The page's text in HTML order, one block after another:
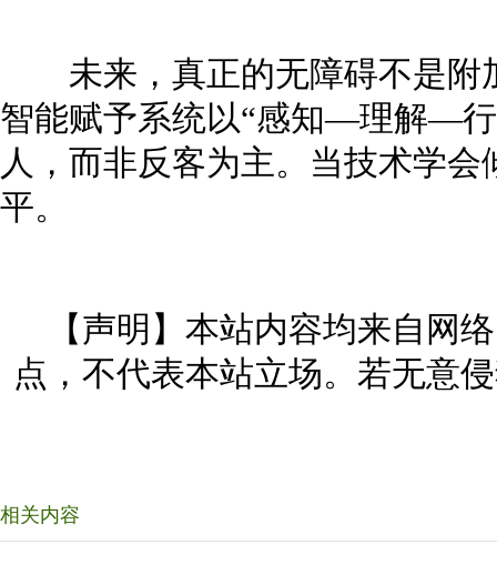
未来，真正的无障碍不是附
智能赋予系统以“感知—理解—
人，而非反客为主。当技术学
平。
【声明】本站内容均来自网
点，不代表本站立场。若无意
相关内容